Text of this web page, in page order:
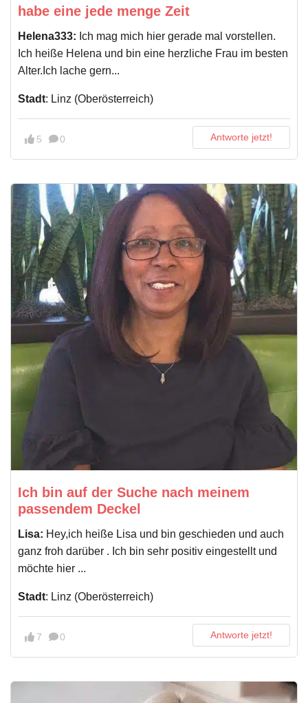
habe eine jede menge Zeit
Helena333: Ich mag mich hier gerade mal vorstellen.
Ich heiße Helena und bin eine herzliche Frau im besten
Alter.Ich lache gern...
Stadt: Linz (Oberösterreich)
5 0 Antworte jetzt!
Ich bin auf der Suche nach meinem
passendem Deckel
Lisa: Hey,ich heiße Lisa und bin geschieden und auch
ganz froh darüber . Ich bin sehr positiv eingestellt und
möchte hier ...
Stadt: Linz (Oberösterreich)
7 0 Antworte jetzt!